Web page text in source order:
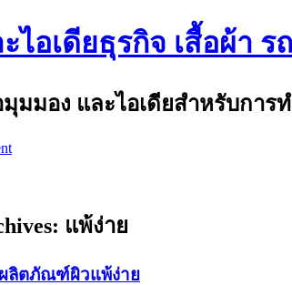
ไอเดียธุรกิจ เสื้อผ้า
มมอง และไอเดียสำหรับกา
แพ้ง่าย
ลิตภัณฑ์ผิวแพ้ง่าย